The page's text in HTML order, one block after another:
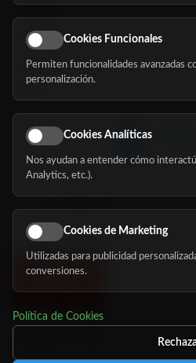
Eventos
Nosotros
Síguenos
Cookies Funcionales
Permiten funcionalidades avanzadas
personalización.
Cookies Analíticas
Nos ayudan a entender cómo
Analytics, etc.).
Cookies de Marketing
Utilizadas para publicidad
conversiones.
Política de Cookies